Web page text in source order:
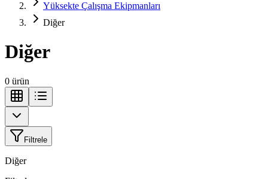
Yüksekte Çalışma Ekipmanları
Diğer
Diğer
0 ürün
Filtrele
Diğer